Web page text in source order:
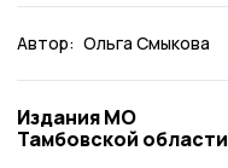
Автор: Ольга Смыкова
Издания МО
Тамбовской области